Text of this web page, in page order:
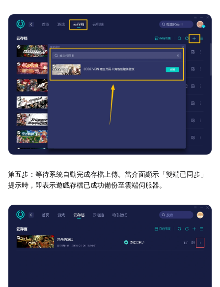
第五步：等待系統自動完成存檔上傳。當介面顯示「雙端已同步」
提示時，即表示遊戲存檔已成功備份至雲端伺服器。